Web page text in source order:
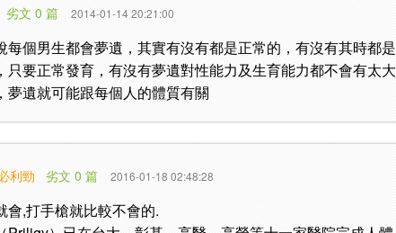
劣文 0 篇 2014-01-14 20:21:00
每個男生都會夢遺，其實有沒有都是正常的，有沒有其時都是
只要正常發育，有沒有夢遺對性能力及生育能力都不會有太大
夢遺就可能跟每個人的體質有關
利勁 劣文 0 篇 2016-01-18 02:48:28
會,打手槍就比較不會的.